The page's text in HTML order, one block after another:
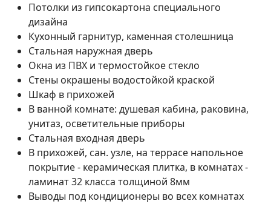
Поиск
Потолки из гипсокартона специального
дизайна
Кухонный гарнитур, каменная столешница
Стальная наружная дверь
Окна из ПВХ и термостойкое стекло
Стены окрашены водостойкой краской
Шкаф в прихожей
В ванной комнате: душевая кабина, раковина,
унитаз, осветительные приборы
Стальная входная дверь
В прихожей, сан. узле, на террасе напольное
покрытие - керамическая плитка, в комнатах -
ламинат 32 класса толщиной 8мм
Выводы под кондиционеры во всех комнатах